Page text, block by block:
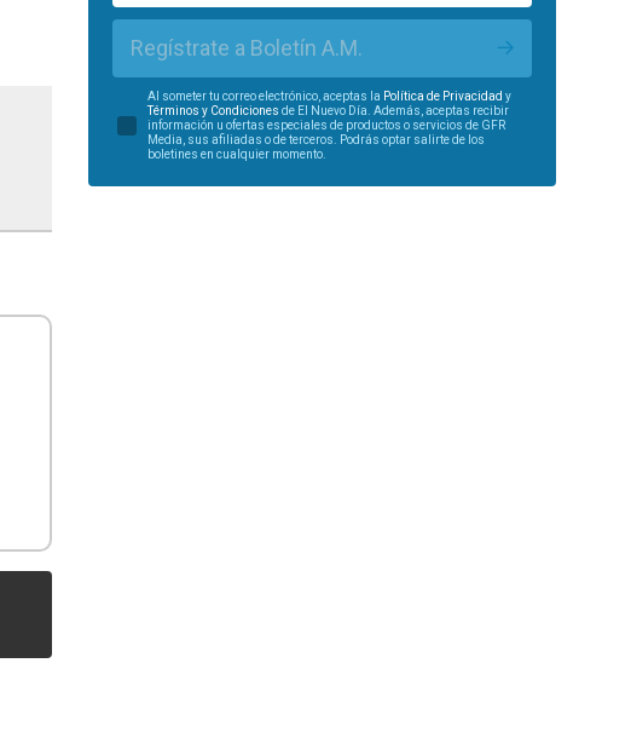
Regístrate a Boletín A.M.
Al someter tu correo electrónico, aceptas la Política de Privacidad y
Términos y Condiciones de El Nuevo Día. Además, aceptas recibir
información u ofertas especiales de productos o servicios de GFR
Media, sus afiliadas o de terceros. Podrás optar salirte de los
boletines en cualquier momento.